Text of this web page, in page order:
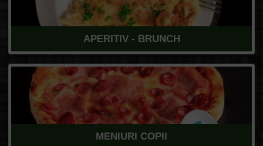
APERITIV - BRUNCH
MENIURI COPII